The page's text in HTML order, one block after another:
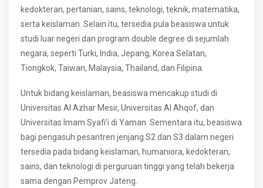
kedokteran, pertanian, sains, teknologi, teknik, matematika,
serta keislaman. Selain itu, tersedia pula beasiswa untuk
studi luar negeri dan program double degree di sejumlah
negara, seperti Turki, India, Jepang, Korea Selatan,
Tiongkok, Taiwan, Malaysia, Thailand, dan Filipina.
Untuk bidang keislaman, beasiswa mencakup studi di
Universitas Al Azhar Mesir, Universitas Al Ahqof, dan
Universitas Imam Syafi’i di Yaman. Sementara itu, beasiswa
bagi pengasuh pesantren jenjang S2 dan S3 dalam negeri
tersedia pada bidang keislaman, humaniora, kedokteran,
sains, dan teknologi di perguruan tinggi yang telah bekerja
sama dengan Pemprov Jateng.